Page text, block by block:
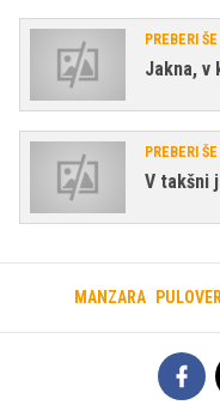
PREBERI ŠE
Jakna, v
PREBERI ŠE
V takšni
MANZARA